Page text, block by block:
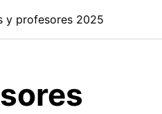
y profesores 2025